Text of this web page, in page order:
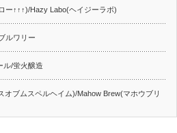
ー↑↑↑)/Hazy Labo(ヘイジーラボ)
ルワリー
ル/蛍火醸造
オブムスペルヘイム)/Mahow Brew(マホウブリ